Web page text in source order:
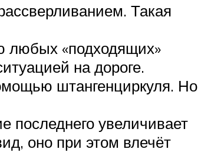
Такая
любых «подходящих»
на дороге.
штангенциркуля. Но
увеличивает
оно при этом влечёт